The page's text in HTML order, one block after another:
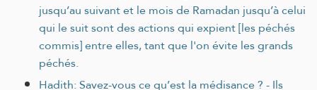
jusqu’au suivant et le mois de Ramadan jusqu’à celui
qui le suit sont des actions qui expient [les péchés
commis] entre elles, tant que l'on évite les grands
péchés.
Hadith: Savez-vous ce qu’est la médisance ? - Ils